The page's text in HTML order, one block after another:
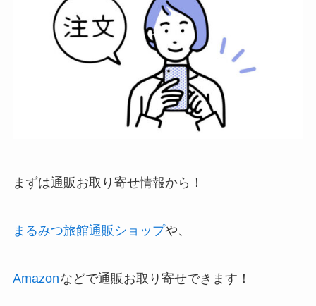
まずは通販お取り寄せ情報から！
まるみつ旅館通販ショップや、
Amazonなどで通販お取り寄せできます！